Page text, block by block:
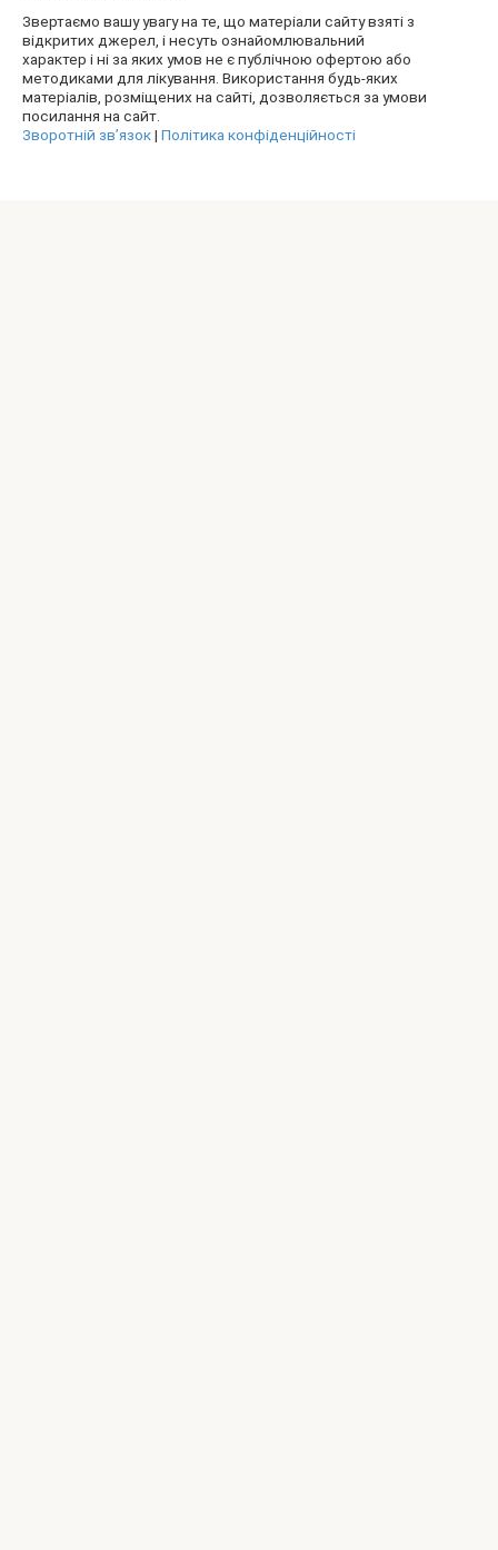
Звертаємо вашу увагу на те, що матеріали сайту взяті з
відкритих джерел, і несуть ознайомлювальний
характер і ні за яких умов не є публічною офертою або
методиками для лікування. Використання будь-яких
матеріалів, розміщених на сайті, дозволяється за умови
посилання на сайт.
Зворотній зв’язок| Політика конфіденційності